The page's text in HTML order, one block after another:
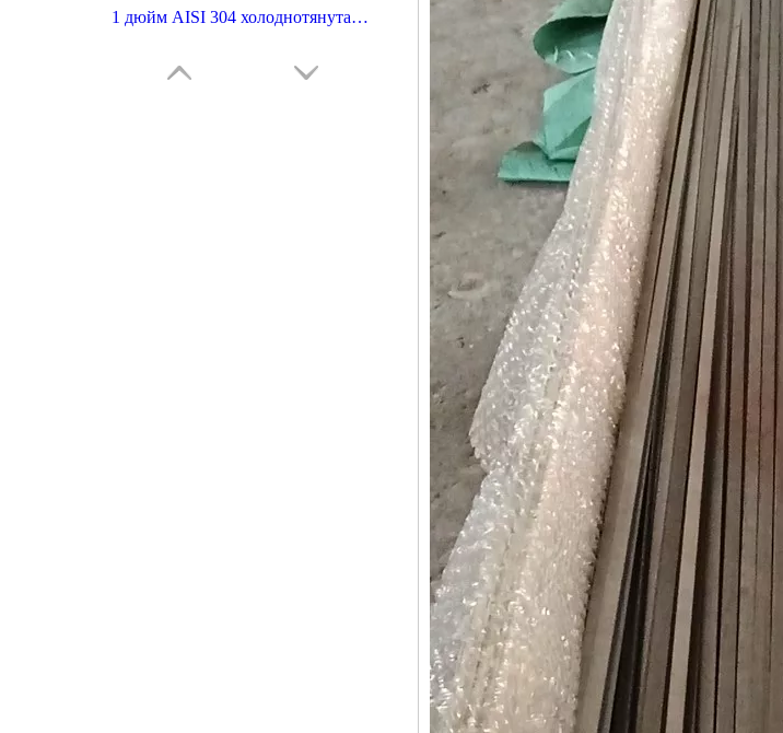
1 дюйм AISI 304 холоднотянутая нержавеющая сталь плоский бар